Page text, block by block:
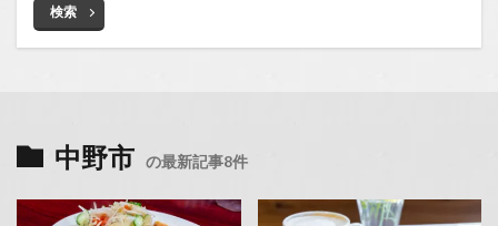
検索
中野市 の最新記事8件